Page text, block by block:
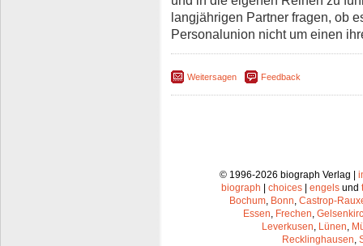
langjährigen Partner fragen, ob
Personalunion nicht um einen
Weitersagen Feedback
© 1996-2026 biograph Verlag |
biograph | choices | engels und
Bochum Bonn Castrop-
Essen Frechen
Leverkusen Lünen
Recklinghausen